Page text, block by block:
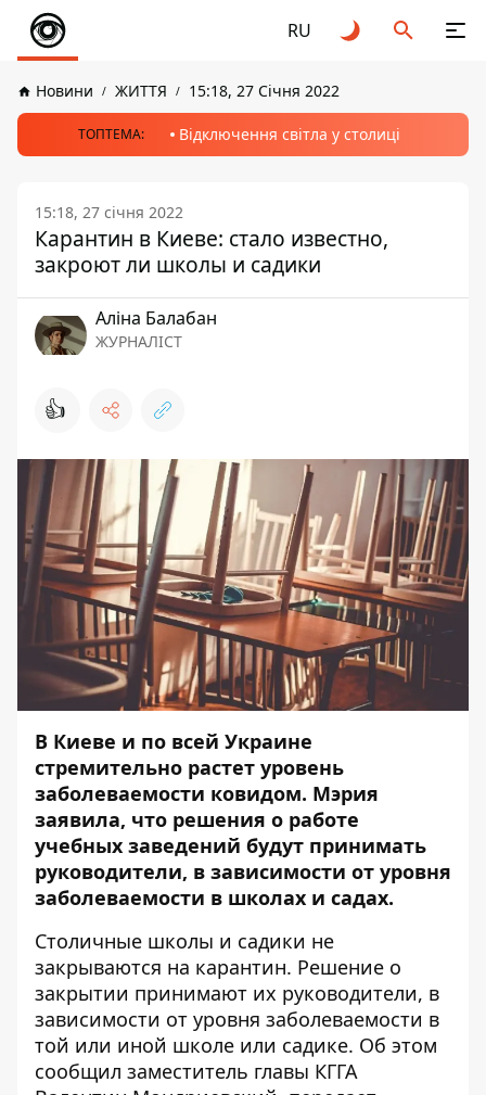
RU
Новини ЖИТТЯ 15:18, 27 Січня 2022
ТОПТЕМА: Відключення світла у столиці
15:18, 27 січня 2022
Карантин в Киеве: стало известно,
закроют ли школы и садики
Аліна Балабан
ЖУРНАЛІСТ
👍
В Киеве и по всей Украине
стремительно растет уровень
заболеваемости ковидом. Мэрия
заявила, что решения о работе
учебных заведений будут принимать
руководители, в зависимости от уровня
заболеваемости в школах и садах.
Столичные школы и садики не
закрываются на карантин. Решение о
закрытии принимают их руководители, в
зависимости от уровня заболеваемости в
той или иной школе или садике. Об этом
сообщил заместитель главы КГГА